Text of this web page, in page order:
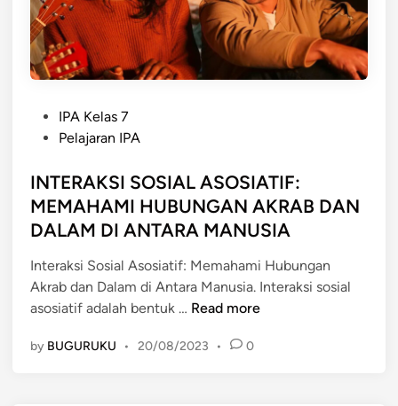
K
u
e
n
i
e
m
a
a
t
e
d
n
IPA Kelas 7
Pelajaran IPA
INTERAKSI SOSIAL ASOSIATIF:
MEMAHAMI HUBUNGAN AKRAB DAN
DALAM DI ANTARA MANUSIA
Interaksi Sosial Asosiatif: Memahami Hubungan
Akrab dan Dalam di Antara Manusia. Interaksi sosial
asosiatif adalah bentuk … I
T
Read more
by BUGURUKU • 20/08/2023 • 0